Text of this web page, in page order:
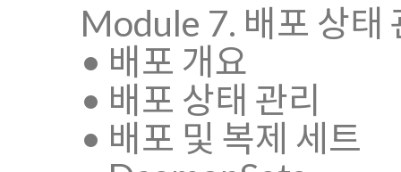
Module 7. 배포 상태
• 배포 개요
• 배포 상태 관리
• 배포 및 복제 세트